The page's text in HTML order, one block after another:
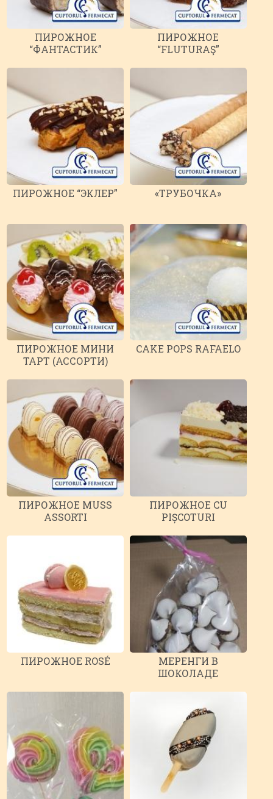
ПИРОЖНОЕ
“ФАНТАСТИК”
ПИРОЖНОЕ
“FLUTURAŞ”
ПИРОЖНОЕ “ЭКЛЕР” «ТРУБОЧКА»
ПИРОЖНОЕ МИНИ
ТАРТ (АССОРТИ)
CAKE POPS RAFAELO
ПИРОЖНОЕ MUSS
ASSORTI
ПИРОЖНОЕ CU
PIȘCOTURI
ПИРОЖНОЕ ROSÉ
МЕРЕНГИ В
ШОКОЛАДЕ